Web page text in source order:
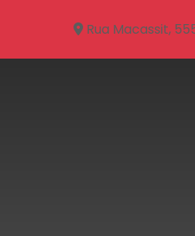
Rua Macassit,